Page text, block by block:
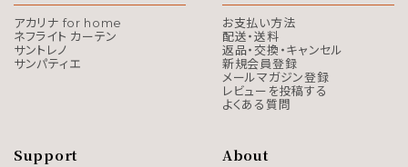
アカリナ for home
ネフライト カーテン
サントレノ
サンパティエ
お支払い方法
配送・送料
返品・交換・キャンセル
新規会員登録
メールマガジン登録
レビューを投稿する
よくある質問
Support About